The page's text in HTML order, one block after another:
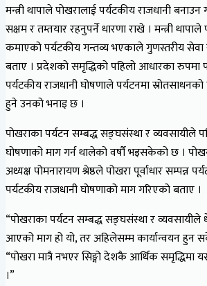
मन्त्री थापाले पोखरालाई पर्यटकीय राजधानी
सक्षम र तम्तयार रहनुपर्ने धारणा राखे । मन्त्री थापाले
कमाएको पर्यटकीय गन्तव्य भएकाले गुणस्तरीय सेवा र
बताए । प्रदेशको समृद्धिको पहिलो आधारका रुपमा
पर्यटकीय राजधानी घोषणाले पर्यटनमा
हुने उनको भनाइ छ ।
पोखराका पर्यटन सम्बद्ध सङ्घसंस्था र व्यवसायीले
घोषणाको माग गर्न थालेको वर्षौं भइसकेको छ ।
अध्यक्ष पोमनारायण श्रेष्ठले पोखरा पूर्वाधार सम्पन्न
पर्यटकीय राजधानी घोषणाको माग गरिएको बताए ।
“पोखराका पर्यटन सम्बद्ध सङ्घसंस्था र
आएको माग हो यो, तर अहिलेसम्म कार्यान्वयन
“पोखरा मात्रै नभएर सिङ्गो देशकै आर्थिक समृद्धिमा
।”